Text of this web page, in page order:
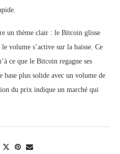
un thème clair : le Bitcoin glisse
volume s’active sur la baisse. Ce
ce que le Bitcoin regagne ses
base plus solide avec un volume de
du prix indique un marché qui